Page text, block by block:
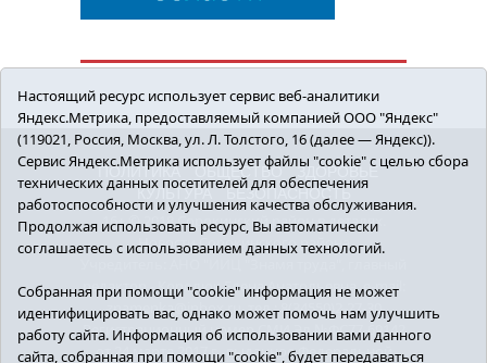
ПОЛИТИКА ОБЩЕСТВО
ЗДОРОВЬЕ
КУЛЬТУРА
БЕЗОПАСНОСТЬ
16+ © 2018 Сорокинский район в деталях.
Новости Сорокинского района
редактор - Королюк Елена Анатольевна, e-mail:
znamenka@inbox.ru, тел.: 8(34550)2-27-30
Регистрационный номер СМИ Эл №ФС77-69142
от 24 марта 2017 г., выданное Федеральной
Настоящий ресурс использует сервис веб-аналитики
Яндекс.Метрика, предоставляемый компанией ООО "Яндекс"
(119021, Россия, Москва, ул. Л. Толстого, 16 (далее — Яндекс)).
Сервис Яндекс.Метрика использует файлы "cookie" с целью сбора
технических данных посетителей для обеспечения
работоспособности и улучшения качества обслуживания.
Продолжая использовать ресурс, Вы автоматически
соглашаетесь с использованием данных технологий.
Собранная при помощи "cookie" информация не может
идентифицировать вас, однако может помочь нам улучшить
работу сайта. Информация об использовании вами данного
сайта, собранная при помощи "cookie", будет передаваться